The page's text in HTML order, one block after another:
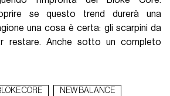
se questo trend durerà una
una cosa è certa: gli scarpini da
restare. Anche sotto un completo
CORE
NEW BALANCE